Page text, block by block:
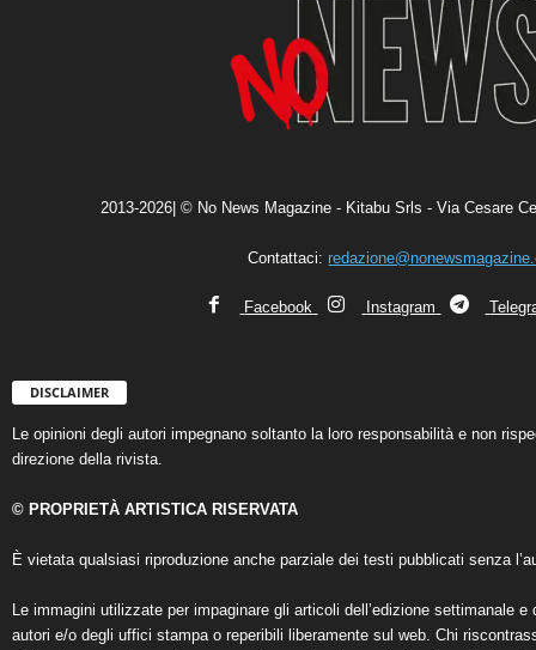
2013-2026| © No News Magazine - Kitabu Srls - Via Cesare
Contattaci:
Facebook Instagram
DISCLAIMER
Le opinioni degli autori impegnano soltanto la loro responsabilità e non
direzione della rivista.
© PROPRIETÀ ARTISTICA RISERVATA
È vietata qualsiasi riproduzione anche parziale dei testi pubblicati senza
Le immagini utilizzate per impaginare gli articoli dell’edizione settimanale
autori e/o degli uffici stampa o reperibili liberamente sul web. Chi